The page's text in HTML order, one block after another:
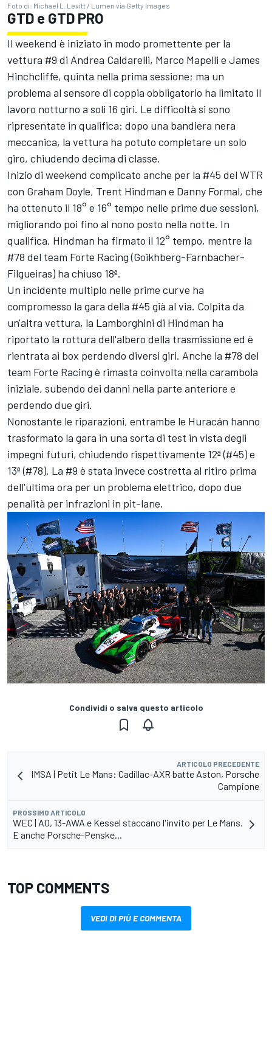
Foto di: Michael L. Levitt / Lumen via Getty Images
GTD e GTD PRO
Il weekend è iniziato in modo promettente per la
vettura #9 di Andrea Caldarelli, Marco Mapelli e James
Hinchcliffe, quinta nella prima sessione; ma un
problema al sensore di coppia obbligatorio ha limitato il
lavoro notturno a soli 16 giri. Le difficoltà si sono
ripresentate in qualifica: dopo una bandiera nera
meccanica, la vettura ha potuto completare un solo
giro, chiudendo decima di classe.
Inizio di weekend complicato anche per la #45 del WTR
con Graham Doyle, Trent Hindman e Danny Formal, che
ha ottenuto il 18° e 16° tempo nelle prime due sessioni,
migliorando poi fino al nono posto nella notte. In
qualifica, Hindman ha firmato il 12° tempo, mentre la
#78 del team Forte Racing (Goikhberg-Farnbacher-
Filgueiras) ha chiuso 18ª.
Un incidente multiplo nelle prime curve ha
compromesso la gara della #45 già al via. Colpita da
un'altra vettura, la Lamborghini di Hindman ha
riportato la rottura dell'albero della trasmissione ed è
rientrata ai box perdendo diversi giri. Anche la #78 del
team Forte Racing è rimasta coinvolta nella carambola
iniziale, subendo dei danni nella parte anteriore e
perdendo due giri.
Nonostante le riparazioni, entrambe le Huracán hanno
trasformato la gara in una sorta di test in vista degli
impegni futuri, chiudendo rispettivamente 12ª (#45) e
13ª (#78). La #9 è stata invece costretta al ritiro prima
dell'ultima ora per un problema elettrico, dopo due
penalità per infrazioni in pit-lane.
Condividi o salva questo articolo
ARTICOLO PRECEDENTE
IMSA | Petit Le Mans: Cadillac-AXR batte Aston, Porsche
Campione
PROSSIMO ARTICOLO
WEC | AO, 13-AWA e Kessel staccano l'invito per Le Mans.
E anche Porsche-Penske...
TOP COMMENTS
VEDI DI PIÙ E COMMENTA